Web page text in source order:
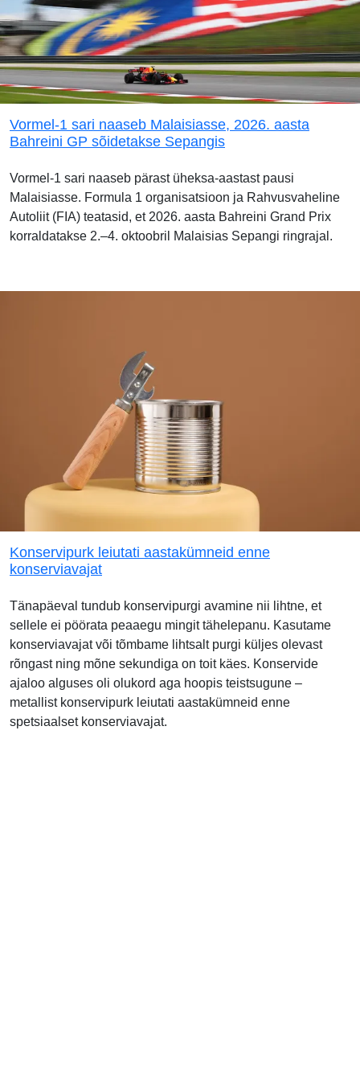
Vormel-1 sari naaseb Malaisiasse, 2026. aasta
Bahreini GP sõidetakse Sepangis
Vormel-1 sari naaseb pärast üheksa-aastast pausi
Malaisiasse. Formula 1 organisatsioon ja Rahvusvaheline
Autoliit (FIA) teatasid, et 2026. aasta Bahreini Grand Prix
korraldatakse 2.–4. oktoobril Malaisias Sepangi ringrajal.
Konservipurk leiutati aastakümneid enne
konserviavajat
Tänapäeval tundub konservipurgi avamine nii lihtne, et
sellele ei pöörata peaaegu mingit tähelepanu. Kasutame
konserviavajat või tõmbame lihtsalt purgi küljes olevast
rõngast ning mõne sekundiga on toit käes. Konservide
ajaloo alguses oli olukord aga hoopis teistsugune –
metallist konservipurk leiutati aastakümneid enne
spetsiaalset konserviavajat.